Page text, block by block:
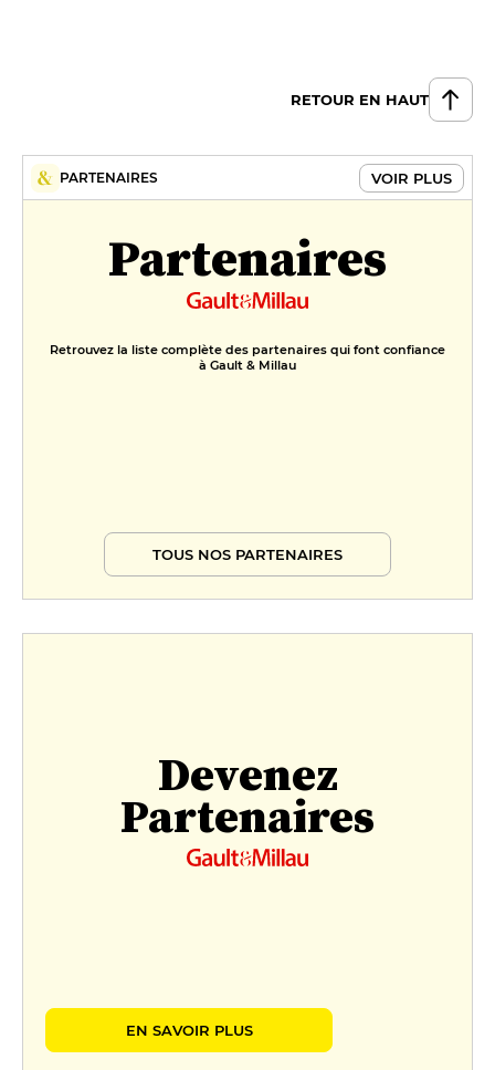
RETOUR EN HAUT
PARTENAIRES VOIR PLUS
Partenaires
Retrouvez la liste complète des partenaires qui font confiance
à Gault & Millau
TOUS NOS PARTENAIRES
Devenez
Partenaires
EN SAVOIR PLUS